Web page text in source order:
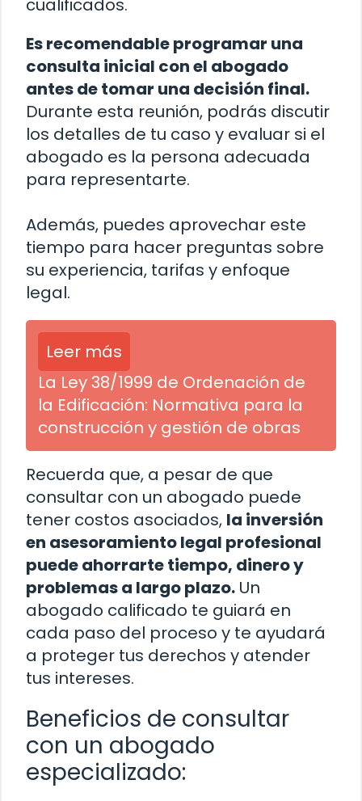
cualificados.
Es recomendable programar una
consulta inicial con el abogado
antes de tomar una decisión final.
Durante esta reunión, podrás discutir
los detalles de tu caso y evaluar si el
abogado es la persona adecuada
para representarte.
Además, puedes aprovechar este
tiempo para hacer preguntas sobre
su experiencia, tarifas y enfoque
legal.
Leer más
La Ley 38/1999 de Ordenación de
la Edificación: Normativa para la
construcción y gestión de obras
Recuerda que, a pesar de que
consultar con un abogado puede
tener costos asociados, la inversión
en asesoramiento legal profesional
puede ahorrarte tiempo, dinero y
problemas a largo plazo. Un
abogado calificado te guiará en
cada paso del proceso y te ayudará
a proteger tus derechos y atender
tus intereses.
Beneficios de consultar
con un abogado
especializado: